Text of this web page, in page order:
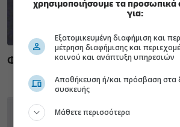
Φυτικές ίνες και οι μορφές τους
χρησιμοποιήσουμε τα προσωπικά
για:
Εξατομικευμένη διαφήμιση και
μέτρηση διαφήμισης και
κοινού και ανάπτυξη υπηρεσιών
Αποθήκευση ή/και πρόσβαση στα
συσκευής
Μάθετε περισσότερα